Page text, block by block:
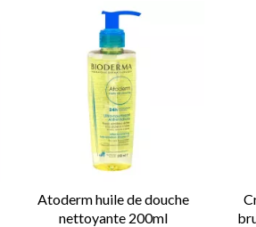
Atoderm huile de douche
nettoyante 200ml